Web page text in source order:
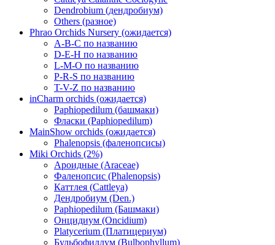
Dendrobium (дендробиум)
Others (разное)
Phrao Orchids Nursery (ожидается)
A-B-C по названию
D-E-H по названию
L-M-O по названию
P-R-S по названию
T-V-Z по названию
inCharm orchids (ожидается)
Paphiopedilum (башмаки)
Фласки (Paphiopedilum)
MainShow orchids (ожидается)
Phalenopsis (фаленопсисы)
Miki Orchids (2%)
Ароидные (Araceae)
Фаленопсис (Phalenopsis)
Каттлея (Cattleya)
Дендробиум (Den.)
Paphiopedilum (Башмаки)
Онцидиум (Oncidium)
Platycerium (Платицериум)
Бульбофиллум (Bulbophyllum)